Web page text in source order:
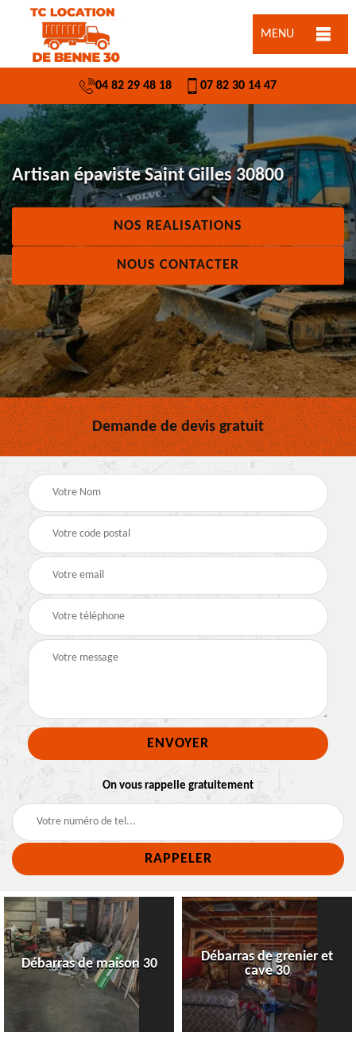
MENU
04 82 29 48 18 07 82 30 14 47
Artisan épaviste Saint Gilles 30800
NOS REALISATIONS
NOUS CONTACTER
Demande de devis gratuit
On vous rappelle gratuitement
Débarras de maison 30
Débarras de grenier et
cave 30